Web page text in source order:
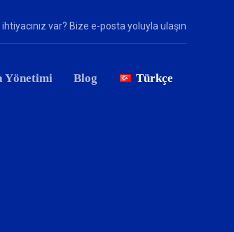
ihtiyacınız var? Bize e-posta yoluyla ulaşın
Yönetimi Blog Türkçe